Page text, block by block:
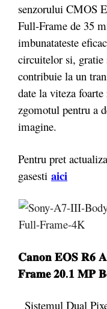
senzorului CMOS
Full-Frame de 35
imbunatateste
circuitelor si, gratie
contribuie la un
date la viteza
zgomotul pentru a
imagine.
Pentru pret
gasesti aici
𝐂𝐚𝐧𝐨𝐧 𝐄𝐎𝐒 𝐑𝟔
𝐅𝐫𝐚𝐦𝐞 𝟐𝟎.𝟏 𝐌𝐏
Sistemul Dual